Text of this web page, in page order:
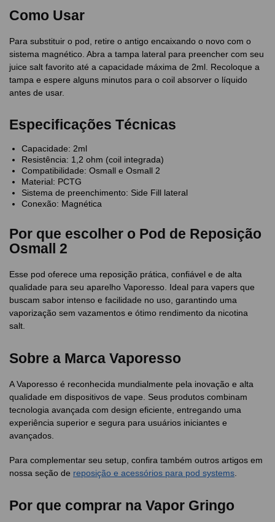
Como Usar
Para substituir o pod, retire o antigo encaixando o novo com o
sistema magnético. Abra a tampa lateral para preencher com seu
juice salt favorito até a capacidade máxima de 2ml. Recoloque a
tampa e espere alguns minutos para o coil absorver o líquido
antes de usar.
Especificações Técnicas
Capacidade: 2ml
Resistência: 1,2 ohm (coil integrada)
Compatibilidade: Osmall e Osmall 2
Material: PCTG
Sistema de preenchimento: Side Fill lateral
Conexão: Magnética
Por que escolher o Pod de Reposição
Osmall 2
Esse pod oferece uma reposição prática, confiável e de alta
qualidade para seu aparelho Vaporesso. Ideal para vapers que
buscam sabor intenso e facilidade no uso, garantindo uma
vaporização sem vazamentos e ótimo rendimento da nicotina
salt.
Sobre a Marca Vaporesso
A Vaporesso é reconhecida mundialmente pela inovação e alta
qualidade em dispositivos de vape. Seus produtos combinam
tecnologia avançada com design eficiente, entregando uma
experiência superior e segura para usuários iniciantes e
avançados.
Para complementar seu setup, confira também outros artigos em
nossa seção de reposição e acessórios para pod systems.
Por que comprar na Vapor Gringo